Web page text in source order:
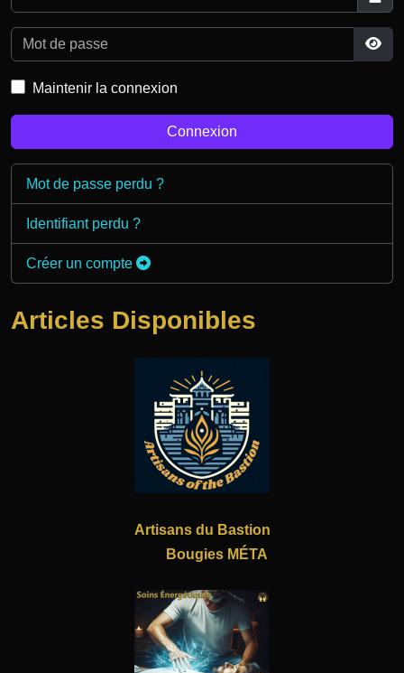
Mot de passe
Maintenir la connexion
Connexion
Mot de passe perdu ?
Identifiant perdu ?
Créer un compte
Articles Disponibles
Artisans du Bastion
Bougies MÉTA